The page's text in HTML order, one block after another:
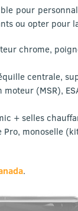
pour
ou opter pour
chrome,
centrale,
(MSR),
+ selles
monoselle
.